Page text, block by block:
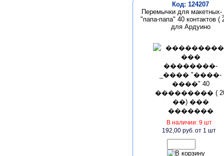
Код: 124207
Перемычки для макетных-
"папа-папа" 40 контактов (
для Ардуино
В наличии: 9 шт
192,00 руб.от 1 шт